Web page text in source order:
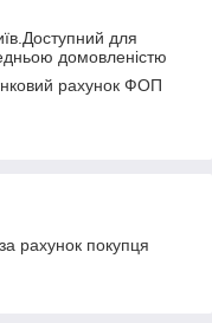
для
домовленістю
рахунок ФОП
рахунок покупця